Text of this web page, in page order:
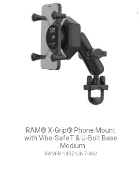
RAM® X-Grip® Phone Mount
with Vibe-SafeT & U-Bolt Base
- Medium
RAM-B-149Z-UN7-462